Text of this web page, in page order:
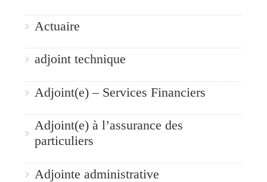
Actuaire
adjoint technique
Adjoint(e) – Services Financiers
Adjoint(e) à l’assurance des
particuliers
Adjointe administrative